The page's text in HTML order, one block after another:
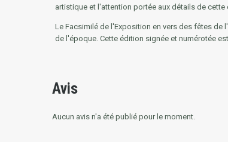
artistique et l'attention portée aux détails de
Le Facsimilé de l'Exposition en vers des fêtes
de l'époque. Cette édition signée et numérotée
Avis
Aucun avis n'a été publié pour le moment.